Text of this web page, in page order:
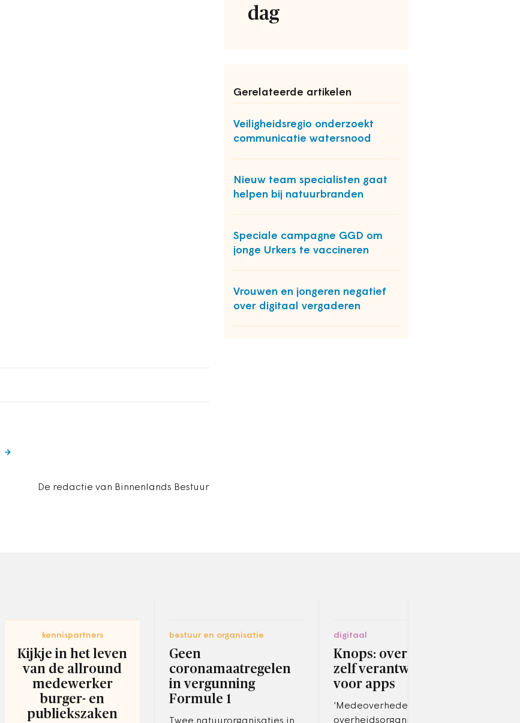
dag
Gerelateerde artikelen
Veiligheidsregio onderzoekt
communicatie watersnood
Nieuw team specialisten gaat
helpen bij natuurbranden
Speciale campagne GGD om
jonge Urkers te vaccineren
Vrouwen en jongeren negatief
over digitaal vergaderen
De redactie van Binnenlands Bestuur
kennispartners
Kijkje in het leven
van de allround
medewerker
burger- en
publiekszaken
bestuur en organisatie
Geen
coronamaatregelen
in vergunning
Formule 1
digitaal
Knops: overheden
zelf verantwoordelijk
voor apps
‘Medeoverheden en
overheidsorganisaties zijn